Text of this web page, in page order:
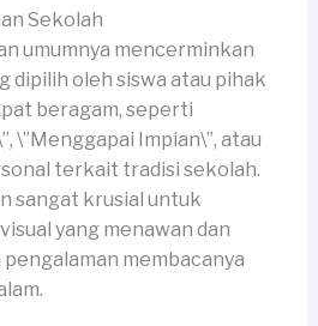
Sekolah
umumnya mencerminkan
dipilih oleh siswa atau pihak
beragam, seperti
\”Menggapai Impian\”, atau
terkait tradisi sekolah.
sangat krusial untuk
yang menawan dan
membacanya